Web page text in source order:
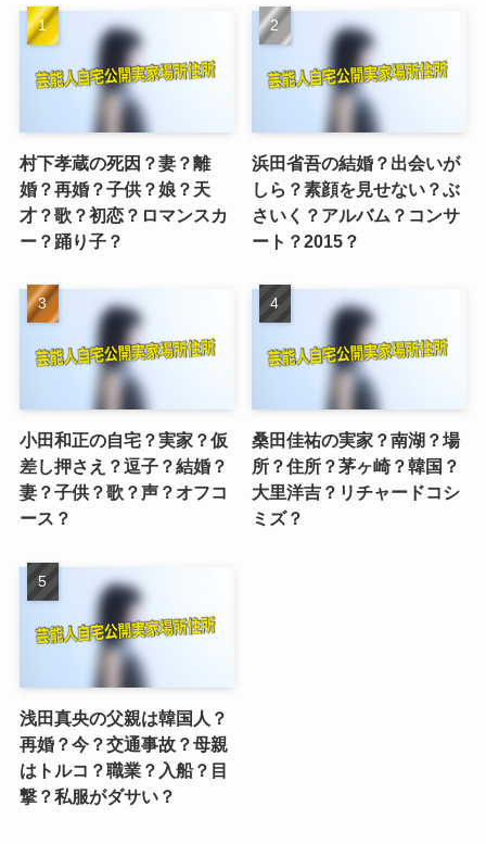
村下孝蔵の死因？妻？離
婚？再婚？子供？娘？天
才？歌？初恋？ロマンスカ
ー？踊り子？
浜田省吾の結婚？出会いが
しら？素顔を見せない？ぶ
さいく？アルバム？コンサ
ート？2015？
小田和正の自宅？実家？仮
差し押さえ？逗子？結婚？
妻？子供？歌？声？オフコ
ース？
桑田佳祐の実家？南湖？場
所？住所？茅ヶ崎？韓国？
大里洋吉？リチャードコシ
ミズ？
浅田真央の父親は韓国人？
再婚？今？交通事故？母親
はトルコ？職業？入船？目
撃？私服がダサい？